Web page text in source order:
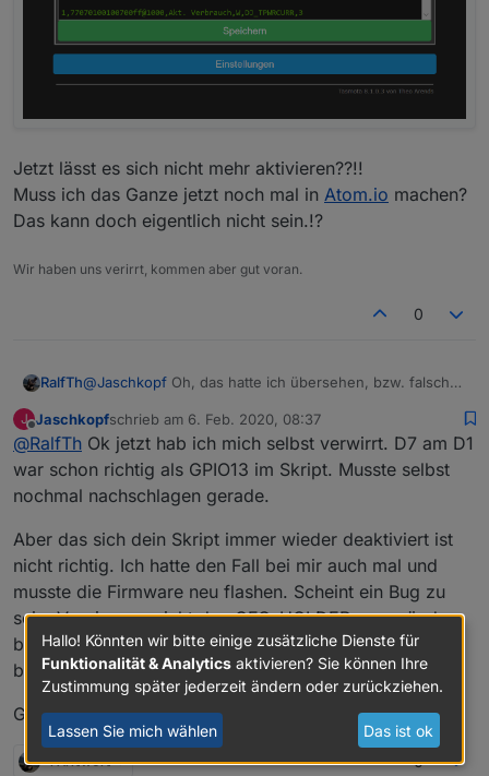
Jetzt lässt es sich nicht mehr aktivieren??!!
Muss ich das Ganze jetzt noch mal in Atom.io machen?
Das kann doch eigentlich nicht sein.!?
Wir haben uns verirrt, kommen aber gut voran.
0
RalfTh@Jaschkopf Oh, das hatte ich übersehen, bzw. falsch
PINs und deren Bezeichnung. Habe jetzt das Skript hier
geändert.
Jetzt lässt es sich nicht mehr aktivieren??!!
Muss ich das Ganze jetzt noch mal inAtom.io
machen?
Das kann doch eigentlich nicht sein.!?
J
Offline
Jaschkopfschrieb am 6. Feb. 2020, 08:37
zuletzt editiert von
@RalfTh Ok jetzt hab ich mich selbst verwirrt. D7 am D1
war schon richtig als GPIO13 im Skript. Musste selbst
nochmal nachschlagen gerade.
Aber das sich dein Skript immer wieder deaktiviert ist
nicht richtig. Ich hatte den Fall bei mir auch mal und
musste die Firmware neu flashen. Scheint ein Bug zu
sein. Vergiss nur nicht den CFG_HOLDER zu verändern
bevor du neu compilierst, wie in der Anleitung
beschrieben.
Gruß Jaschkopf
1 Antwort 0
Hallo! Könnten wir bitte einige zusätzliche Dienste für
Funktionalität & Analytics aktivieren? Sie können Ihre
Zustimmung später jederzeit ändern oder zurückziehen.
Lassen Sie mich wählen Das ist ok